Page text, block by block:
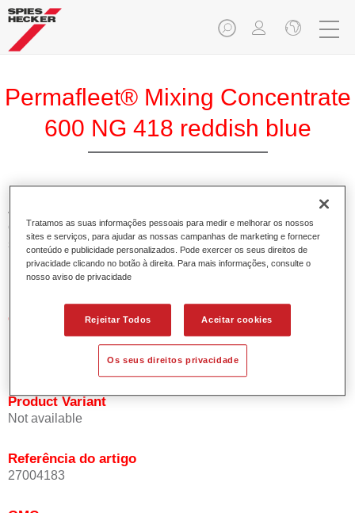
Permafleet® Mixing Concentrate
600 NG 418 reddish blue
A Permafleet Base Concentrada 600 permite misturar as
cores para veículos comerciais da tinta Permafleet nas
séries 630, 670 e 675. Pode igualmente ser utilizada para
misturar diferentes tintas industriais PercoTop e Permacron
Esmalte 730.
Características do produto
Contém pigmentos de alta qualidade para cores lisas.
Product Variant
Not available
Referência do artigo
27004183
Tratamos as suas informações pessoais para medir e melhorar os nossos
sites e serviços, para ajudar as nossas campanhas de marketing e fornecer
conteúdo e publicidade personalizados. Pode exercer os seus direitos de
privacidade clicando no botão à direita. Para mais informações, consulte o
nosso aviso de privacidade
Rejeitar Todos Aceitar cookies
Os seus direitos privacidade